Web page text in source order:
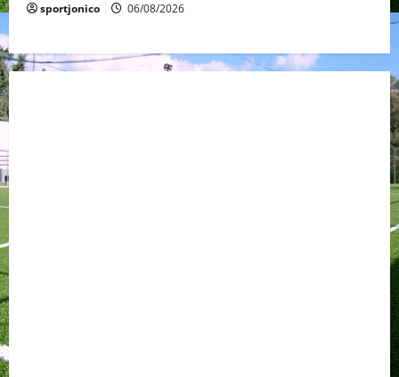
sportjonico 06/08/2026